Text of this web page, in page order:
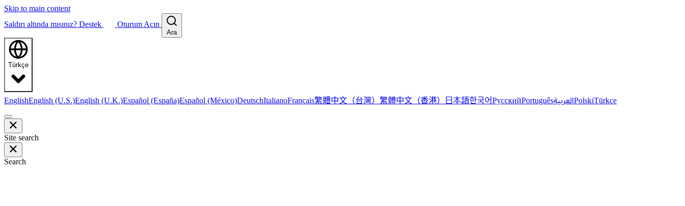
Skip to main content
Saldırı altında mısınız? Destek Oturum Açın
Ara
Türkçe
EnglishEnglish (U.S.)English (U.K.)Español (España)Español (México)DeutschItalianoFrançais繁體中文（台灣） 繁體中文（香港） 日本語한국어РусскийPortuguêsالعربيةPolskiTürkçe
Site search
Search